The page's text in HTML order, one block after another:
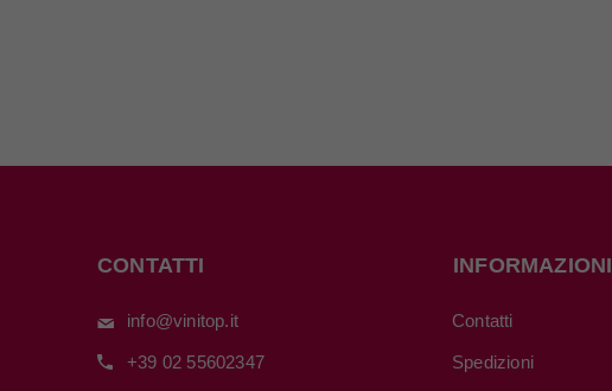
CONTATTI
info@vinitop.it
+39 02 55602347
INFORMAZIONI
Contatti
Spedizioni